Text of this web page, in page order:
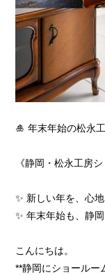
🎍 年末年始の松永
《静岡・松永工房
✨ 新しい年を、心
✨ 年末年始も、静
こんにちは。
**静岡にショールー